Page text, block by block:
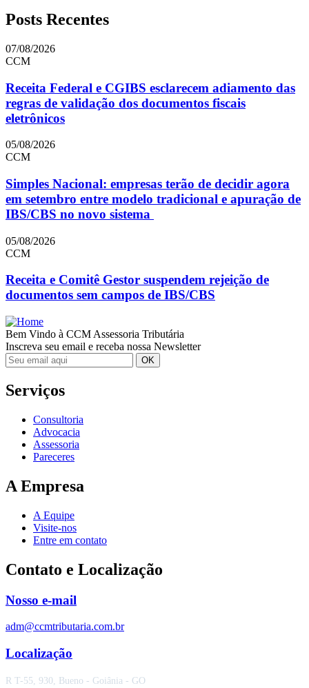
Posts Recentes
07/08/2026
CCM
Receita Federal e CGIBS esclarecem adiamento das
regras de validação dos documentos fiscais
eletrônicos
05/08/2026
CCM
Simples Nacional: empresas terão de decidir agora
em setembro entre modelo tradicional e apuração de
IBS/CBS no novo sistema
05/08/2026
CCM
Receita e Comitê Gestor suspendem rejeição de
documentos sem campos de IBS/CBS
Bem Vindo à CCM Assessoria Tributária
Inscreva seu email e receba nossa Newsletter
Serviços
Consultoria
Advocacia
Assessoria
Pareceres
A Empresa
A Equipe
Visite-nos
Entre em contato
Contato e Localização
Nosso e-mail
adm@ccmtributaria.com.br
Localização
R T-55, 930, Bueno - Goiânia - GO